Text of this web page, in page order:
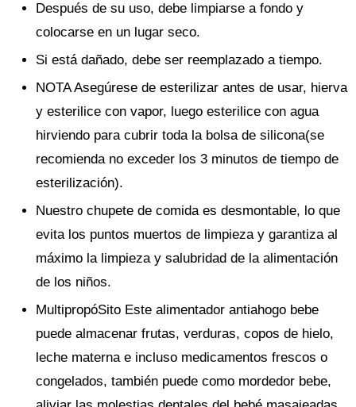
Después de su uso, debe limpiarse a fondo y
colocarse en un lugar seco.
Si está dañado, debe ser reemplazado a tiempo.
NOTA Asegúrese de esterilizar antes de usar, hierva
y esterilice con vapor, luego esterilice con agua
hirviendo para cubrir toda la bolsa de silicona(se
recomienda no exceder los 3 minutos de tiempo de
esterilización).
Nuestro chupete de comida es desmontable, lo que
evita los puntos muertos de limpieza y garantiza al
máximo la limpieza y salubridad de la alimentación
de los niños.
MultipropóSito Este alimentador antiahogo bebe
puede almacenar frutas, verduras, copos de hielo,
leche materna e incluso medicamentos frescos o
congelados, también puede como mordedor bebe,